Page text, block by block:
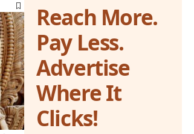
Reach More.
Pay Less.
Advertise
Where It
Clicks!